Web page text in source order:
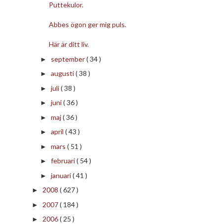
Puttekulor.
Abbes ögon ger mig puls.
Här är ditt liv.
► september( 34 )
► augusti( 38 )
► juli( 38 )
► juni( 36 )
► maj( 36 )
► april ( 43 )
► mars ( 51 )
► februari( 54 )
► januari( 41 )
► 2008 ( 627 )
► 2007( 184 )
► 2006( 25 )